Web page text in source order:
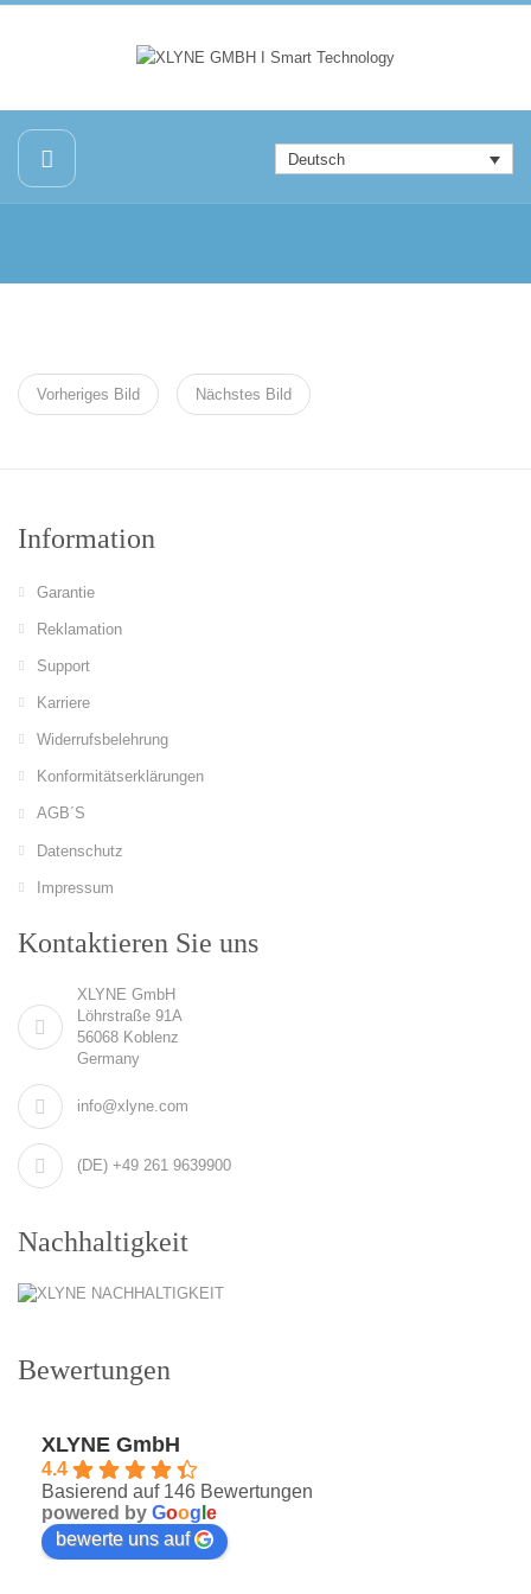
Deutsch
Vorheriges Bild Nächstes Bild
Information
Garantie
Reklamation
Support
Karriere
Widerrufsbelehrung
Konformitätserklärungen
AGB´S
Datenschutz
Impressum
Kontaktieren Sie uns
XLYNE GmbH
Löhrstraße 91A
56068 Koblenz
Germany
info@xlyne.com
(DE) +49 261 9639900
Nachhaltigkeit
Bewertungen
XLYNE GmbH
4.4
Basierend auf 146 Bewertungen
powered by Goog e
bewerte uns auf